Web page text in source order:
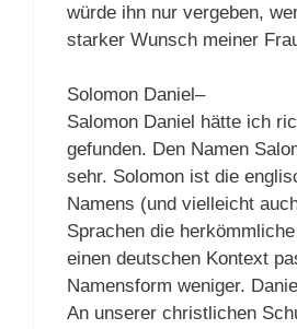
würde ihn nur vergeben,
starker Wunsch meiner
Solomon Daniel–
Salomon Daniel hätte ich
gefunden. Den Namen
sehr. Solomon ist die
Namens (und vielleicht
Sprachen die
einen deutschen Kontext
Namensform weniger.
An unserer christlichen